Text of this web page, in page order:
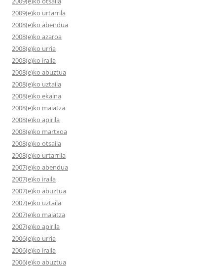
2009(e)ko urtarrila
2008(e)ko abendua
2008(e)ko azaroa
2008(e)ko urria
2008(e)ko iraila
2008(e)ko abuztua
2008(e)ko uztaila
2008(e)ko ekaina
2008(e)ko maiatza
2008(e)ko apirila
2008(e)ko martxoa
2008(e)ko otsaila
2008(e)ko urtarrila
2007(e)ko abendua
2007(e)ko iraila
2007(e)ko abuztua
2007(e)ko uztaila
2007(e)ko maiatza
2007(e)ko apirila
2006(e)ko urria
2006(e)ko iraila
2006(e)ko abuztua